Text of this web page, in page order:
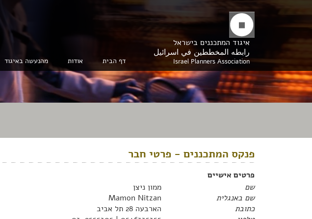
איגוד המתכננים בישראל
رابطه المخططين في اسرائيل
Israel Planners Association דף הבית אודות מהנעשה באיגוד
פנקס המתכננים - פרטי חבר
פרטים אישיים
שם
ממון ניצן
שם באנגלית
Mamon Nitzan
כתובת
הארבעה 28 תל אביב